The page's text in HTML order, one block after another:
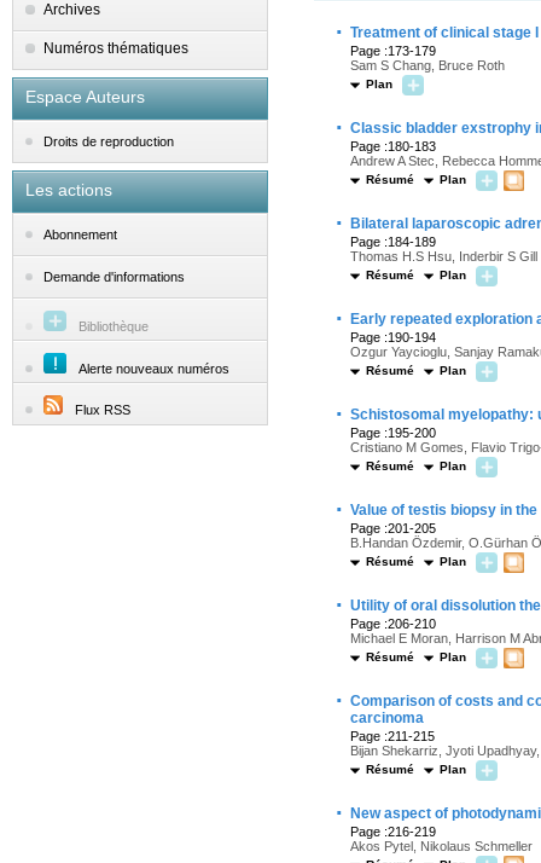
Archives
Numéros thématiques
Espace Auteurs
Droits de reproduction
Les actions
Abonnement
Demande d'informations
Bibliothèque
Alerte nouveaux numéros
Flux RSS
· Treatment of clinical stage
Page :173-179
Sam S Chang, Bruce Roth
Plan
· Classic bladder exstrophy
Page :180-183
Andrew A Stec, Rebecca
Résumé Plan
· Bilateral laparoscopic
Page :184-189
Thomas H.S Hsu, Inderbir S Gill
Résumé Plan
· Early repeated
Page :190-194
Ozgur Yaycioglu, Sanjay
Résumé Plan
· Schistosomal myelopathy:
Page :195-200
Cristiano M Gomes, Flavio
Résumé Plan
· Value of testis biopsy in
Page :201-205
B.Handan Özdemir, O.Gürhan
Résumé Plan
· Utility of oral dissolution
Page :206-210
Michael E Moran, Harrison M
Résumé Plan
· Comparison of costs and
carcinoma
Page :211-215
Bijan Shekarriz, Jyoti
Résumé Plan
· New aspect of
Page :216-219
Akos Pytel, Nikolaus Schmeller